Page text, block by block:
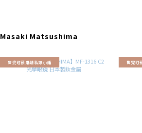
Masaki Matsushima
售完可預購請私訊小編 售完可